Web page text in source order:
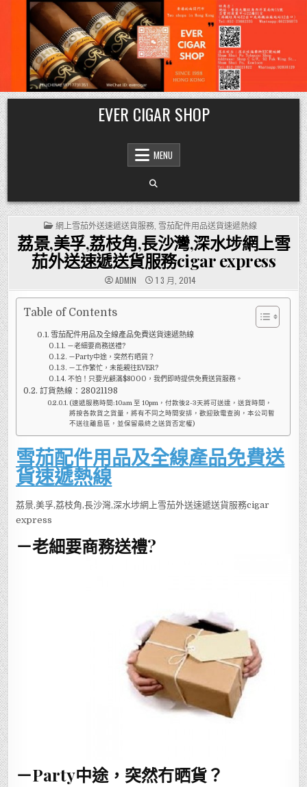
Skip
to
content
EVER CIGAR SHOP
MENU
POSTED
IN
網上雪茄外送速遞送貨服務, 雪茄配件用品送貨速遞熱線
荔景,美孚,荔枝角,長沙灣,深水埗網上雪
茄外送速遞送貨服務cigar express
ADMIN 1 3 月, 2014
Table of Contents
雪茄配件用品及全線產品免費送貨速遞熱線
－老細要商務送禮?
－Party中途，突然冇晒貨？
－工作繁忙，未能親往EVER?
不怕！只要光顧滿$8000，我們即時提供免費送貨服務。
訂貨熱線：28021198
(速遞服務時間:10am 至 10pm，付款後2-3天將可送達，送貨時間，
將按各款貨之貨量，將有不同之時間安排，歡迎致電查詢，本公司暫
不送往離島區，並保留最終之送貨否定權)
雪茄配件用品及全線產品免費送
貨速遞熱線
荔景,美孚,荔枝角,長沙灣,深水埗網上雪茄外送速遞送貨服務cigar
express
－老細要商務送禮?
－Party中途，突然冇晒貨？